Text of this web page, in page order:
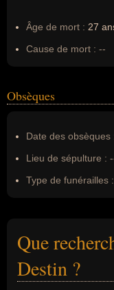
Âge de mort : 27
Cause de mort : --
Obsèques
Date des obsèques
Lieu de sépulture :
Type de funérailles :
Que
Destin ?